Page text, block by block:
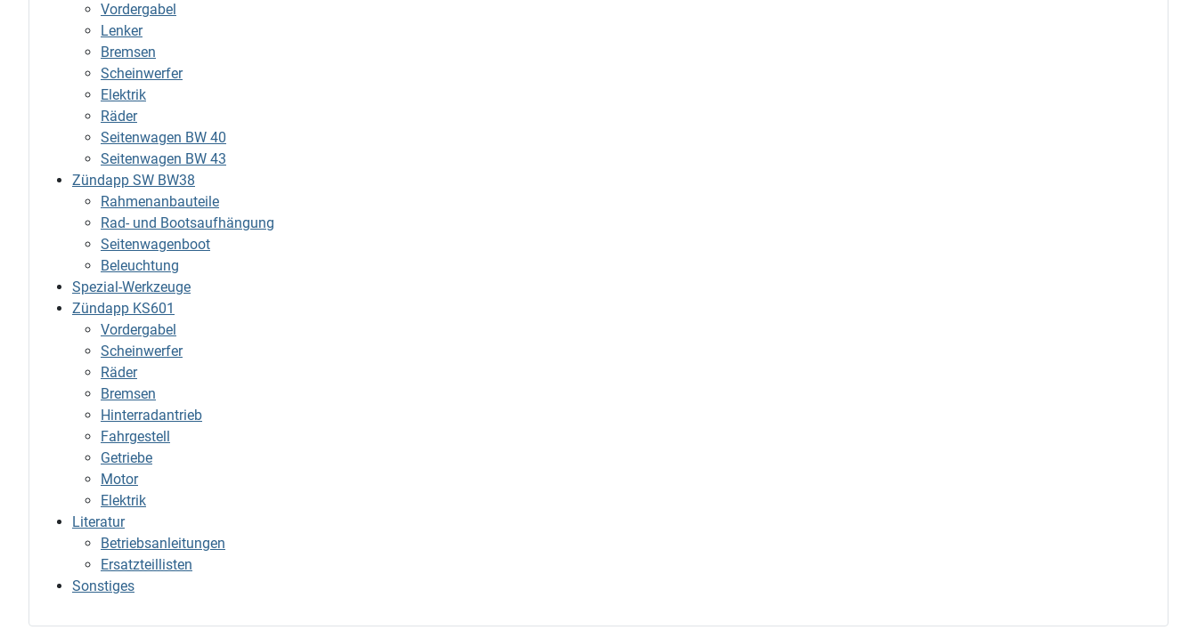
Vordergabel
Lenker
Bremsen
Scheinwerfer
Elektrik
Räder
Seitenwagen BW 40
Seitenwagen BW 43
Zündapp SW BW38
Rahmenanbauteile
Rad- und Bootsaufhängung
Seitenwagenboot
Beleuchtung
Spezial-Werkzeuge
Zündapp KS601
Vordergabel
Scheinwerfer
Räder
Bremsen
Hinterradantrieb
Fahrgestell
Getriebe
Motor
Elektrik
Literatur
Betriebsanleitungen
Ersatzteillisten
Sonstiges